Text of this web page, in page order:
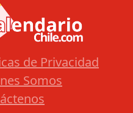
de Privacidad
Somos